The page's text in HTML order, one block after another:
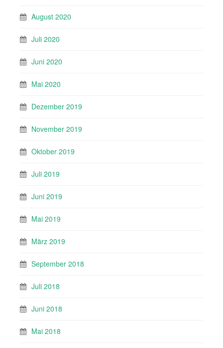
August 2020
Juli 2020
Juni 2020
Mai 2020
Dezember 2019
November 2019
Oktober 2019
Juli 2019
Juni 2019
Mai 2019
März 2019
September 2018
Juli 2018
Juni 2018
Mai 2018